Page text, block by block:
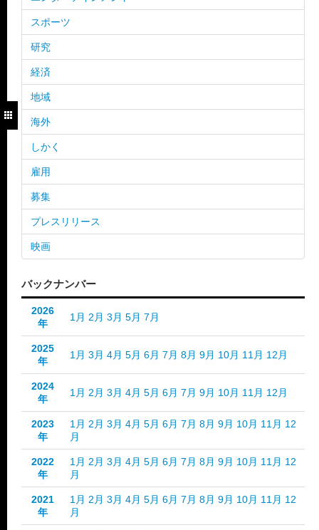
スポーツ
研究
経済
地域
海外
しかく
雇用
募集
プレスリリース
映画
バックナンバー
2026
年
1月 2月 3月 5月 7月
2025
年
1月 3月 4月 5月 6月 7月 8月 9月 10月 11月 12月
2024
年
1月 2月 3月 4月 5月 6月 7月 9月 10月 11月 12月
2023
年
1月 2月 3月 4月 5月 6月 7月 8月 9月 10月 11月 12
月
2022
年
1月 2月 3月 4月 5月 6月 7月 8月 9月 10月 11月 12
月
2021
年
1月 2月 3月 4月 5月 6月 7月 8月 9月 10月 11月 12
月